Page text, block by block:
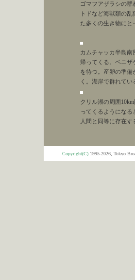
ゴマフアザラシの群
トドなど海獣類の
た多くの生き物にと
カムチャッカ半島南
帰ってくる。ベニ
を待つ。産卵の準
く。湖岸で群れて
クリル湖の周囲
ってくるようにな
人間と同等に存在
Copyright(C) 1995-2026, Tokyo